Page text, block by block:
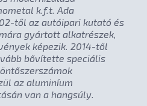
k.f.t. Ada
től az autóipari kutató és
gyártott alkatrészek,
képezik. 2014-től
bővítette speciális
az aluminíum
van a hangsúly.